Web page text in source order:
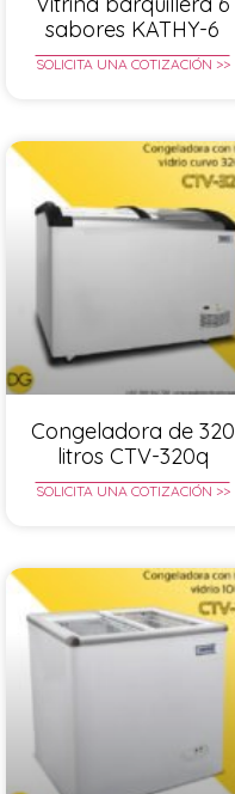
sabores KATHY-6
SOLICITA UNA COTIZACIÓN >>
Congeladora de 320
litros CTV-320q
SOLICITA UNA COTIZACIÓN >>